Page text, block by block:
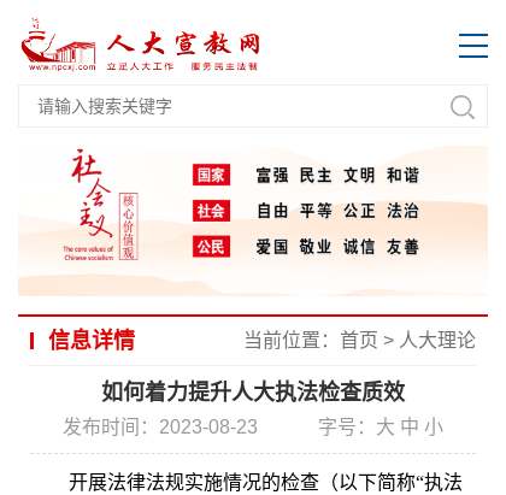
信息详情 当前位置： 首页 > 人大理论
如何着力提升人大执法检查质效
发布时间：2023-08-23 字号： 大 中 小
开展法律法规实施情况的检查（以下简称“执法